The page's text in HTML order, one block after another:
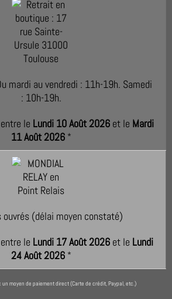
mardi au vendredi : 11h-19h. Samedi
: 10h-19h.
le Lundi 10 Août 2026et le Mardi
11 Août 2026 *
ouvrés (délai moyen constaté)
le Lundi 17 Août 2026 et le Lundi
24 Août 2026 *
moyen de paiement direct (Carte de crédit, Paypal, etc.)